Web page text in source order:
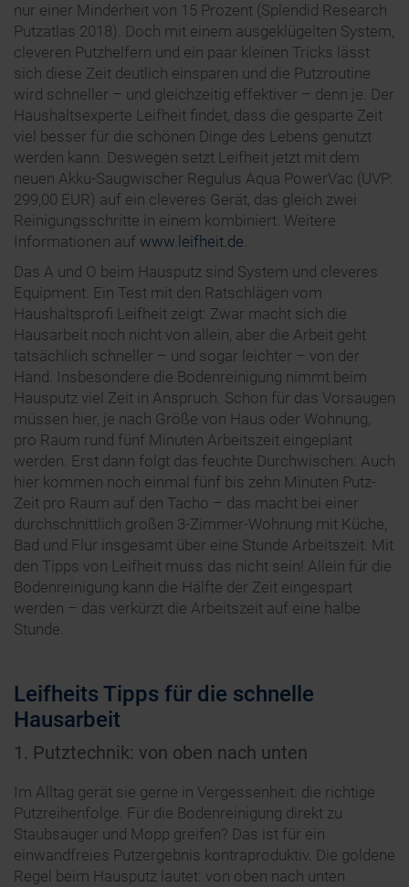
nur einer Minderheit von 15 Prozent (Splendid Research
Putzatlas 2018). Doch mit einem ausgeklügelten System,
cleveren Putzhelfern und ein paar kleinen Tricks lässt
sich diese Zeit deutlich einsparen und die Putzroutine
wird schneller – und gleichzeitig effektiver – denn je. Der
Haushaltsexperte Leifheit findet, dass die gesparte Zeit
viel besser für die schönen Dinge des Lebens genutzt
werden kann. Deswegen setzt Leifheit jetzt mit dem
neuen Akku-Saugwischer Regulus Aqua PowerVac (UVP:
299,00 EUR) auf ein cleveres Gerät, das gleich zwei
Reinigungsschritte in einem kombiniert. Weitere
Informationen auf www.leifheit.de.
Das A und O beim Hausputz sind System und cleveres
Equipment. Ein Test mit den Ratschlägen vom
Haushaltsprofi Leifheit zeigt: Zwar macht sich die
Hausarbeit noch nicht von allein, aber die Arbeit geht
tatsächlich schneller – und sogar leichter – von der
Hand. Insbesondere die Bodenreinigung nimmt beim
Hausputz viel Zeit in Anspruch. Schon für das Vorsaugen
müssen hier, je nach Größe von Haus oder Wohnung,
pro Raum rund fünf Minuten Arbeitszeit eingeplant
werden. Erst dann folgt das feuchte Durchwischen: Auch
hier kommen noch einmal fünf bis zehn Minuten Putz-
Zeit pro Raum auf den Tacho – das macht bei einer
durchschnittlich großen 3-Zimmer-Wohnung mit Küche,
Bad und Flur insgesamt über eine Stunde Arbeitszeit. Mit
den Tipps von Leifheit muss das nicht sein! Allein für die
Bodenreinigung kann die Hälfte der Zeit eingespart
werden – das verkürzt die Arbeitszeit auf eine halbe
Stunde.
Leifheits Tipps für die schnelle
Hausarbeit
1. Putztechnik: von oben nach unten
Im Alltag gerät sie gerne in Vergessenheit: die richtige
Putzreihenfolge. Für die Bodenreinigung direkt zu
Staubsauger und Mopp greifen? Das ist für ein
einwandfreies Putzergebnis kontraproduktiv. Die goldene
Regel beim Hausputz lautet: von oben nach unten